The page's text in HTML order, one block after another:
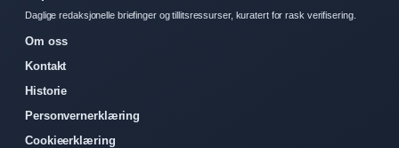
Daglige redaksjonelle briefinger og tillitsressurser, kuratert for rask verifisering.
Om oss
Kontakt
Historie
Personvernerklæring
Cookieerklæring